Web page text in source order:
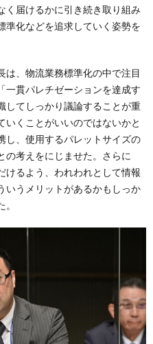
く届けるかに引き続き取り組み
準化などを追求していく姿勢を
は、物流業務標準化の中で注目
一貫パレチゼーションを達成す
してしっかり議論することが重
いくことがいいのではないかと
し、使用するパレットサイズの
の考えをにじませた。さらに
けるよう、われわれとして情報
いうメリットがあるかもしっか